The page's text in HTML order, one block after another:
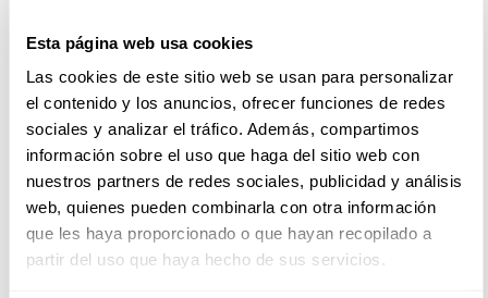
Esta página web usa cookies
Las cookies de este sitio web se usan para personalizar
el contenido y los anuncios, ofrecer funciones de redes
sociales y analizar el tráfico. Además, compartimos
información sobre el uso que haga del sitio web con
nuestros partners de redes sociales, publicidad y análisis
web, quienes pueden combinarla con otra información
que les haya proporcionado o que hayan recopilado a
partir del uso que haya hecho de sus servicios.